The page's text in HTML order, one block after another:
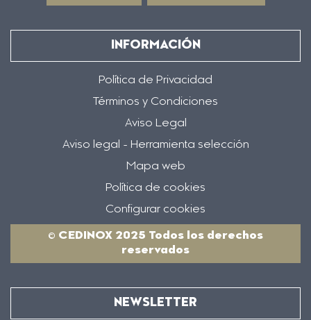
INFORMACIÓN
Política de Privacidad
Términos y Condiciones
Aviso Legal
Aviso legal - Herramienta selección
Mapa web
Política de cookies
Configurar cookies
© CEDINOX 2025 Todos los derechos
reservados
NEWSLETTER